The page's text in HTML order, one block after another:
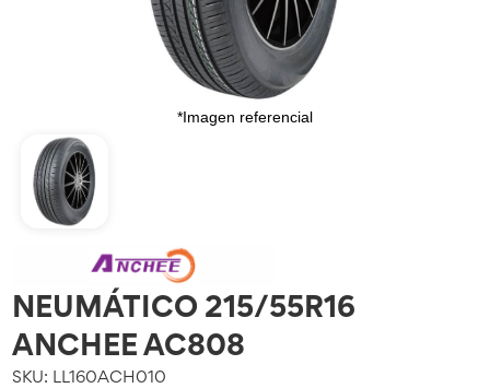
*Imagen referencial
NEUMÁTICO 215/55R16
ANCHEE AC808
SKU: LL160ACH010